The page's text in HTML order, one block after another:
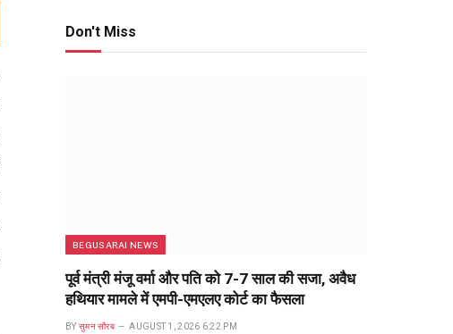
Don't Miss
BEGUSARAI NEWS
पूर्व मंत्री मंजू वर्मा और पति को 7-7 साल की सजा, अवैध
हथियार मामले में एमपी-एमएलए कोर्ट का फैसला
BY सुमन सौरब AUGUST 1, 2026 6:22 PM